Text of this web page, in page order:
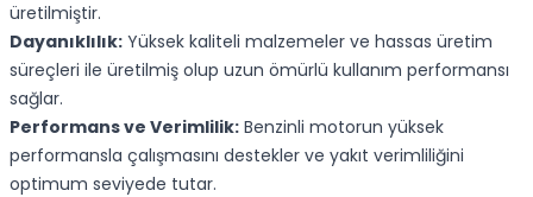
üretilmiştir.
Dayanıklılık: Yüksek kaliteli malzemeler ve hassas üretim
süreçleri ile üretilmiş olup uzun ömürlü kullanım performansı
sağlar.
Performans ve Verimlilik: Benzinli motorun yüksek
performansla çalışmasını destekler ve yakıt verimliliğini
optimum seviyede tutar.